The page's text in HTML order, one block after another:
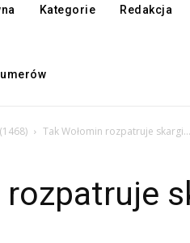
Kategorie Redakcja
Tak Wołomin rozpatruje skargi…
rozpatruje